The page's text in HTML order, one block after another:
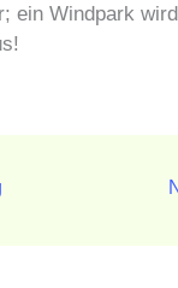
ein Windpark